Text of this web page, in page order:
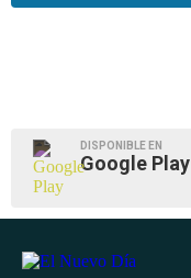
DISPONIBLE EN
Google Play